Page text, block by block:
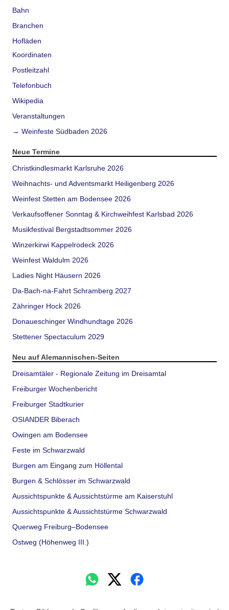
Bahn
Branchen
Hofläden
Koordinaten
Postleitzahl
Telefonbuch
Wikipedia
Veranstaltungen
→ Weinfeste Südbaden 2026
Neue Termine
Christkindlesmarkt Karlsruhe 2026
Weihnachts- und Adventsmarkt Heiligenberg 2026
Weinfest Stetten am Bodensee 2026
Verkaufsoffener Sonntag & Kirchweihfest Karlsbad 2026
Musikfestival Bergstadtsommer 2026
Winzerkirwi Kappelrodeck 2026
Weinfest Waldulm 2026
Ladies Night Häusern 2026
Da-Bach-na-Fahrt Schramberg 2027
Zähringer Hock 2026
Donaueschinger Windhundtage 2026
Stettener Spectaculum 2029
Neu auf Alemannischen-Seiten
Dreisamtäler - Regionale Zeitung im Dreisamtal
Freiburger Wochenbericht
Freiburger Stadtkurier
OSIANDER Biberach
Owingen am Bodensee
Feste im Schwarzwald
Burgen am Eingang zum Höllental
Burgen & Schlösser im Schwarzwald
Aussichtspunkte & Aussichtstürme am Kaiserstuhl
Aussichtspunkte & Aussichtstürme Schwarzwald
Querweg Freiburg–Bodensee
Ostweg (Höhenweg III.)